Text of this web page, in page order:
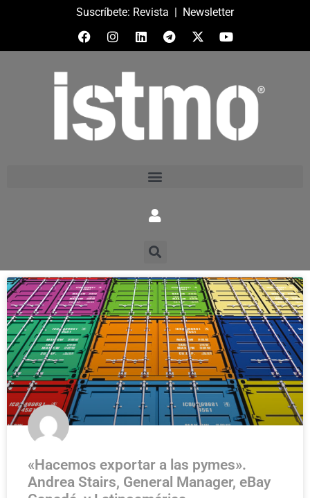
Suscríbete: Revista | Newsletter
«Hacemos exportar a las pymes».
Andrea Stairs, General Manager, eBay